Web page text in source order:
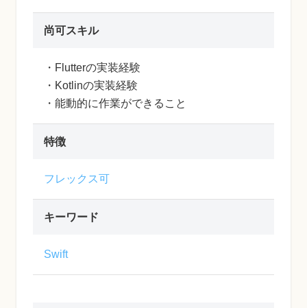
尚可スキル
・Flutterの実装経験
・Kotlinの実装経験
・能動的に作業ができること
特徴
フレックス可
キーワード
Swift